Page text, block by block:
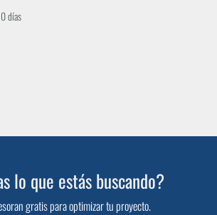
días
lo que estás buscando?
gratis para optimizar tu proyecto.